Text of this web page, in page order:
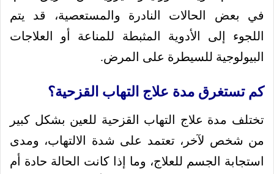
في بعض الحالات النادرة والمستعصية، قد يتم
اللجوء إلى الأدوية المثبطة للمناعة أو العلاجات
البيولوجية للسيطرة على المرض.
كم تستغرق مدة علاج التهاب القزحية؟
تختلف مدة علاج التهاب القزحية للعين بشكل كبير
من شخص لآخر، تعتمد على شدة الالتهاب، ومدى
استجابة الجسم للعلاج، وما إذا كانت الحالة حادة أم